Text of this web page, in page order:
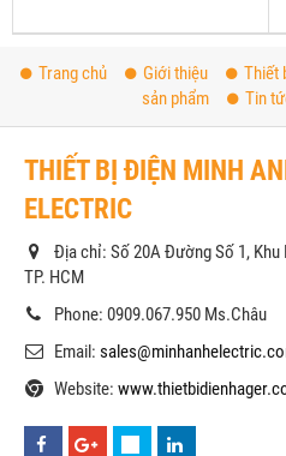
Trang chủ Giới thiệu Thiết
sản phẩm
Tin
THIẾT BỊ ĐIỆN MINH
ELECTRIC
Địa chỉ: Số 20A Đường Số 1, Khu
TP. HCM
Phone: 0909.067.950 Ms.Châu
Email:
Website: